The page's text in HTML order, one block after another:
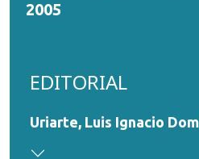
2005
EDITORIAL
Uriarte, Luis Ignacio